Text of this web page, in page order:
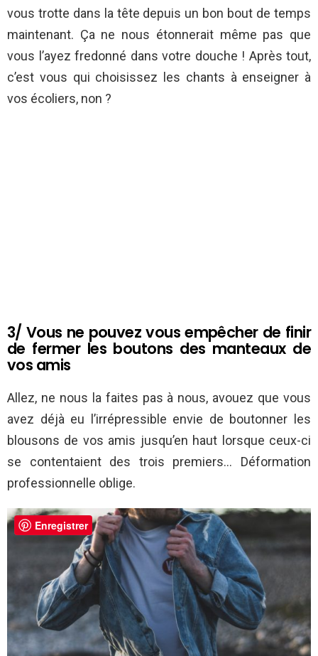
vous trotte dans la tête depuis un bon bout de temps
maintenant. Ça ne nous étonnerait même pas que
vous l’ayez fredonné dans votre douche ! Après tout,
c’est vous qui choisissez les chants à enseigner à
vos écoliers, non ?
3/ Vous ne pouvez vous empêcher de finir
de fermer les boutons des manteaux de
vos amis
Allez, ne nous la faites pas à nous, avouez que vous
avez déjà eu l’irrépressible envie de boutonner les
blousons de vos amis jusqu’en haut lorsque ceux-ci
se contentaient des trois premiers… Déformation
professionnelle oblige.
Enregistrer